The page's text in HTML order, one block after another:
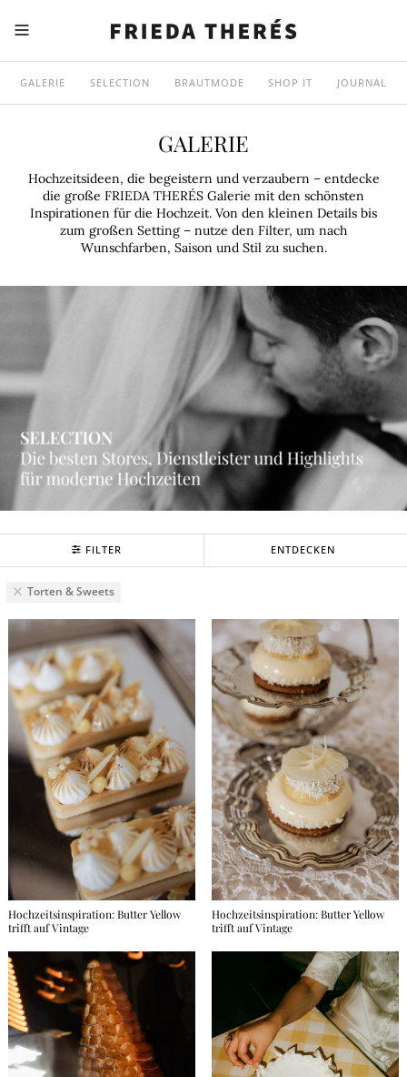
GALERIE SELECTION BRAUTMODE SHOP IT JOURNAL
GALERIE
Hochzeitsideen, die begeistern und verzaubern – entdecke
die große FRIEDA THERÉS Galerie mit den schönsten
Inspirationen für die Hochzeit. Von den kleinen Details bis
zum großen Setting – nutze den Filter, um nach
Wunschfarben, Saison und Stil zu suchen.
FILTER ENTDECKEN
Torten & Sweets
Hochzeitsinspiration: Butter Yellow
trifft auf Vintage
Hochzeitsinspiration: Butter Yellow
trifft auf Vintage